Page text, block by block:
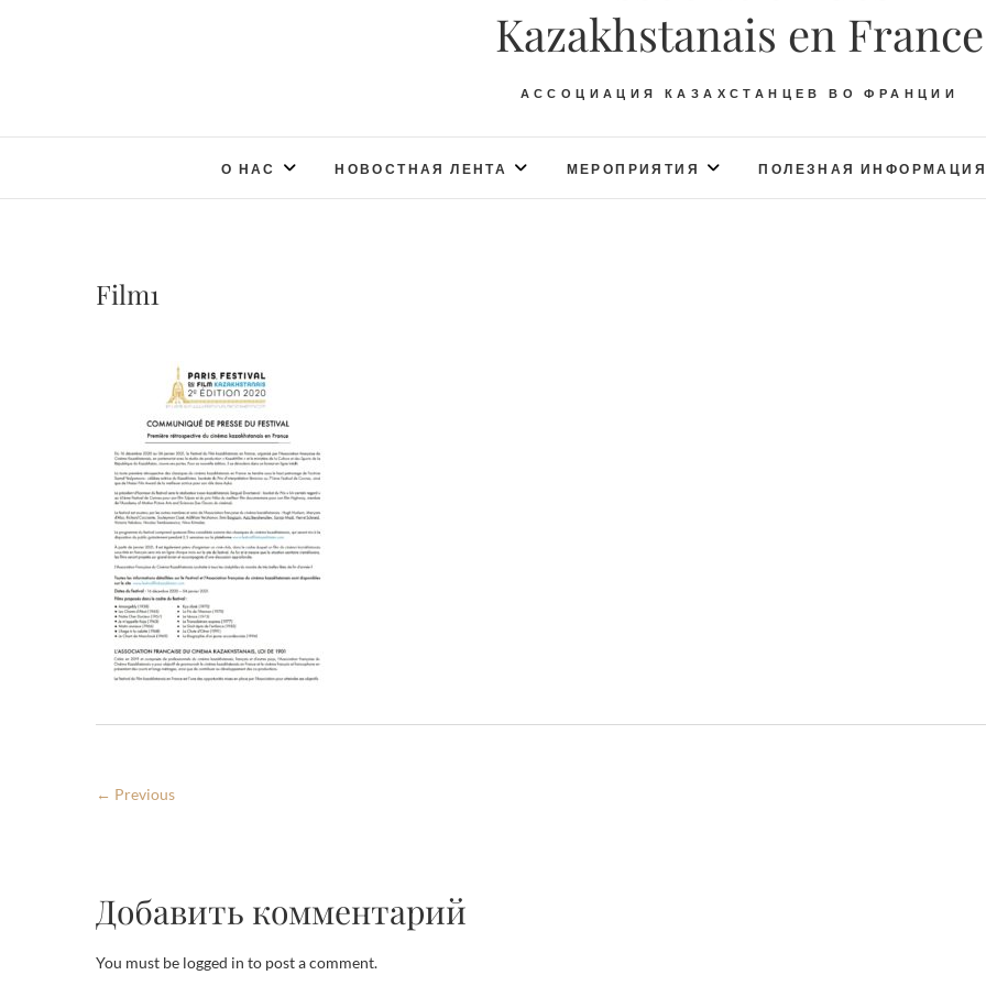
Kazakhstanais en France
АССОЦИАЦИЯ КАЗАХСТАНЦЕВ ВО ФРАНЦИИ
О НАС НОВОСТНАЯ ЛЕНТА МЕРОПРИЯТИЯ ПОЛЕЗНАЯ ИНФОРМАЦИЯ
Film1
← Previous
Добавить комментарий
You must be logged in to post a comment.